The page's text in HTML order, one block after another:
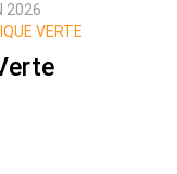
par email
2026
VERTE